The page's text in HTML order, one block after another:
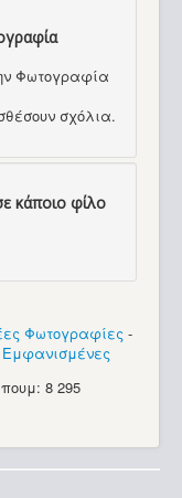
Φωτογραφία
σχόλια.
κάποιο φίλο
Φωτογραφίες -
Εμφανισμένες
8 295